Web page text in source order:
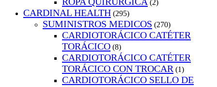
(2)
CARDINAL HEALTH (295)
SUMINISTROS MEDICOS (270)
CARDIOTORÁCICO CATÉTER
TORÁCICO (8)
CARDIOTORÁCICO CATÉTER
TORÁCICO CON TROCAR (1)
CARDIOTORÁCICO SELLO DE